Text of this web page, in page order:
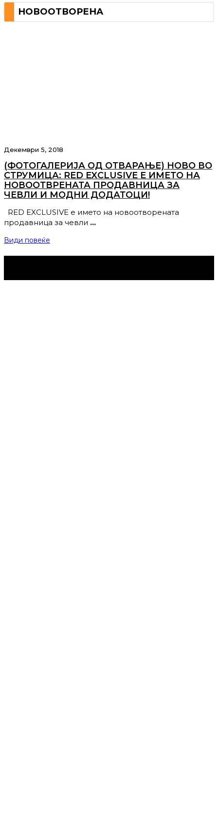
НОВООТВОРЕНА
Декември 5, 2018
(ФОТОГАЛЕРИЈА ОД ОТВАРАЊЕ) НОВО ВО
СТРУМИЦА: RED EXCLUSIVE E ИМЕТО НА
НОВООТВРЕНАТА ПРОДАВНИЦА ЗА
ЧЕВЛИ И МОДНИ ДОДАТОЦИ!
RED EXCLUSIVE е името на новоотворената
продавница за чевли …
Види повеќе